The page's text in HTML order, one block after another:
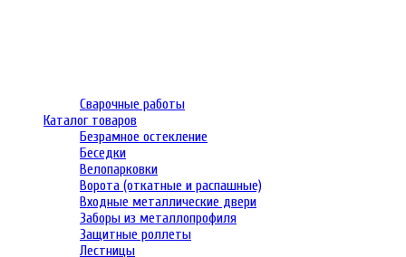
Сварочные работы
Каталог товаров
Безрамное остекление
Беседки
Велопарковки
Ворота (откатные и распашные)
Входные металлические двери
Заборы из металлопрофиля
Защитные роллеты
Лестницы